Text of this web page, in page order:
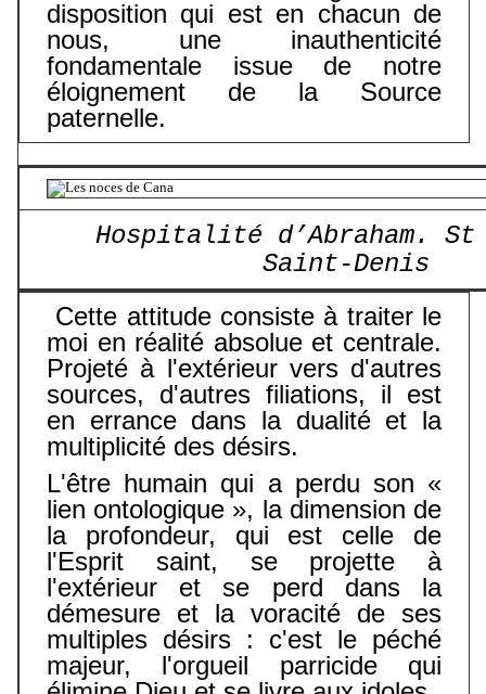
disposition qui est en chacun de
nous, une inauthenticité
fondamentale issue de notre
éloignement de la Source
paternelle.
Hospitalité d’Abraham. St
Saint-Denis
Cette attitude consiste à traiter le
moi en réalité absolue et centrale.
Projeté à l'extérieur vers d'autres
sources, d'autres filiations, il est
en errance dans la dualité et la
multiplicité des désirs.
L'être humain qui a perdu son «
lien ontologique », la dimension de
la profondeur, qui est celle de
l'Esprit saint, se projette à
l'extérieur et se perd dans la
démesure et la voracité de ses
multiples désirs : c'est le péché
majeur, l'orgueil parricide qui